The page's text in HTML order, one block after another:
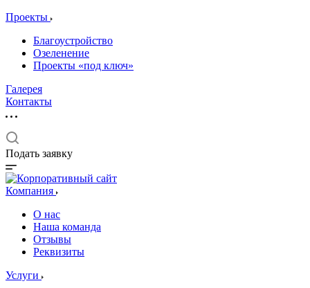
Проекты
Благоустройство
Озеленение
Проекты «под ключ»
Галерея
Контакты
Подать заявку
Компания
О нас
Наша команда
Отзывы
Реквизиты
Услуги